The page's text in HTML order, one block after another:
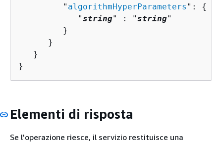
         "
algorithmHyperParameters ": {
            "
string" : "string"
         }
      }
   }
}
Elementi di risposta
Se l'operazione riesce, il servizio restituisce una